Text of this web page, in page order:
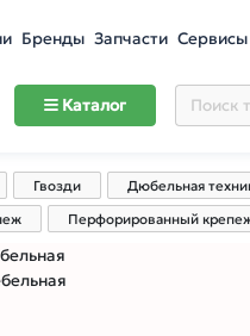
Бренды Запчасти Сервисы
Каталог
Гвозди Дюбельная
Перфорированный